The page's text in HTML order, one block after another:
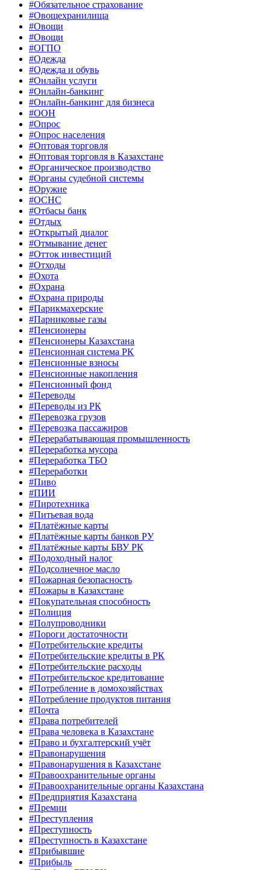
#Обязательное страхование
#Овощехранилища
#Овощи
#Овощи
#ОГПО
#Одежда
#Одежда и обувь
#Онлайн услуги
#Онлайн-банкинг
#Онлайн-банкинг для бизнеса
#ООН
#Опрос
#Опрос населения
#Оптовая торговля
#Оптовая торговля в Казахстане
#Органическое производство
#Органы судебной системы
#Оружие
#ОСНС
#Отбасы банк
#Отдых
#Открытый диалог
#Отмывание денег
#Отток инвестиций
#Отходы
#Охота
#Охрана
#Охрана природы
#Парикмахерские
#Парниковые газы
#Пенсионеры
#Пенсионеры Казахстана
#Пенсионная система РК
#Пенсионные взносы
#Пенсионные накопления
#Пенсионный фонд
#Переводы
#Переводы из РК
#Перевозка грузов
#Перевозка пассажиров
#Перерабатывающая промышленность
#Переработка мусора
#Переработка ТБО
#Переработки
#Пиво
#ПИИ
#Пиротехника
#Питьевая вода
#Платёжные карты
#Платёжные карты банков РУ
#Платёжные карты БВУ РК
#Подоходный налог
#Подсолнечное масло
#Пожарная безопасность
#Пожары в Казахстане
#Покупательная способность
#Полиция
#Полупроводники
#Пороги достаточности
#Потребительские кредиты
#Потребительские кредиты в РК
#Потребительские расходы
#Потребительское кредитование
#Потребление в домохозяйствах
#Потребление продуктов питания
#Почта
#Права потребителей
#Права человека в Казахстане
#Право и бухгалтерский учёт
#Правонарушения
#Правонарушения в Казахстане
#Правоохранительные органы
#Правоохранительные органы Казахстана
#Предприятия Казахстана
#Премии
#Преступления
#Преступность
#Преступность в Казахстане
#Прибывшие
#Прибыль